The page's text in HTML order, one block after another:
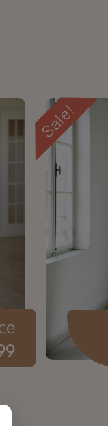
Sale!